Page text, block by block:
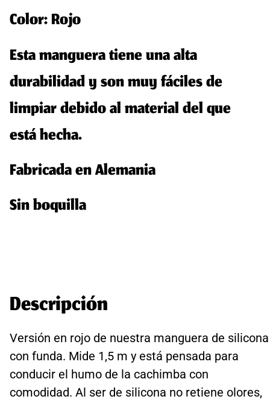
Color: Rojo
Esta manguera tiene una alta
durabilidad y son muy fáciles de
limpiar debido al material del que
está hecha.
Fabricada en Alemania
Sin boquilla
Descripción
Versión en rojo de nuestra manguera de silicona
con funda. Mide 1,5 m y está pensada para
conducir el humo de la cachimba con
comodidad. Al ser de silicona no retiene olores,